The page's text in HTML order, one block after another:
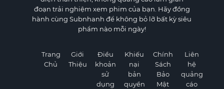
đoạn trải nghiệm xem phim của bạn. Hãy đồng
hành cùng Subnhanh để không bỏ lỡ bất kỳ siêu
phẩm nào mỗi ngày!
Trang
Chủ
Giới
Thiệu
Điều
khoản
sử
dụng
Khiếu
nại
bản
quyền
Chính
Sách
Bảo
Mật
Liên
hệ
quảng
cáo